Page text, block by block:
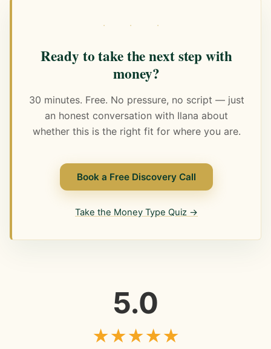
· · ·
Ready to take the next step with
money?
30 minutes. Free. No pressure, no script — just
an honest conversation with Ilana about
whether this is the right fit for where you are.
Book a Free Discovery Call
Take the Money Type Quiz →
5.0
★★★★★